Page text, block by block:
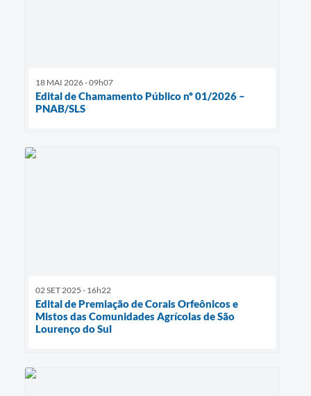
18 MAI 2026 - 09h07
Edital de Chamamento Público nº 01/2026 –
PNAB/SLS
02 SET 2025 - 16h22
Edital de Premiação de Corais Orfeônicos e
Mistos das Comunidades Agrícolas de São
Lourenço do Sul